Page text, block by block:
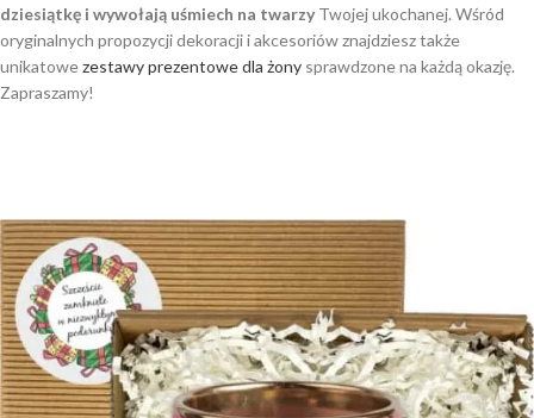
dziesiątkę i wywołają uśmiech na twarzy Twojej ukochanej. Wśród
oryginalnych propozycji dekoracji i akcesoriów znajdziesz także
unikatowezestawy prezentowe dla żony sprawdzone na każdą okazję.
Zapraszamy!